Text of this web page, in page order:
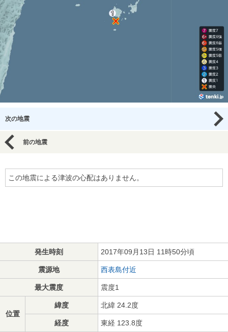
次の地震
前の地震
この地震による津波の心配はありません。
発生時刻 2017年09月13日 11時50分頃
震源地 西表島付近
最大震度 震度1
位置
緯度 北緯 24.2度
経度 東経 123.8度